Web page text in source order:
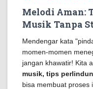
Melodi Aman:
Musik Tanpa
Mendengar kata
momen-momen
jangan khawatir! Kita
musik, tips
bisa membuat proses